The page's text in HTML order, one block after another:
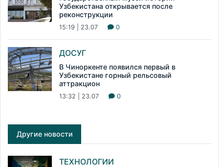
Узбекистана открывается после
реконструкции
15:19 | 23.07 0
ДОСУГ
В Чиноркенте появился первый в
Узбекистане горный рельсовый
аттракцион
13:32 | 23.07 0
Другие новости
ТЕХНОЛОГИИ